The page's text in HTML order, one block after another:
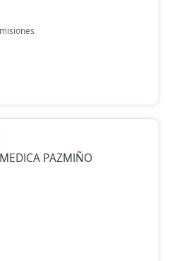
PAZMIÑO